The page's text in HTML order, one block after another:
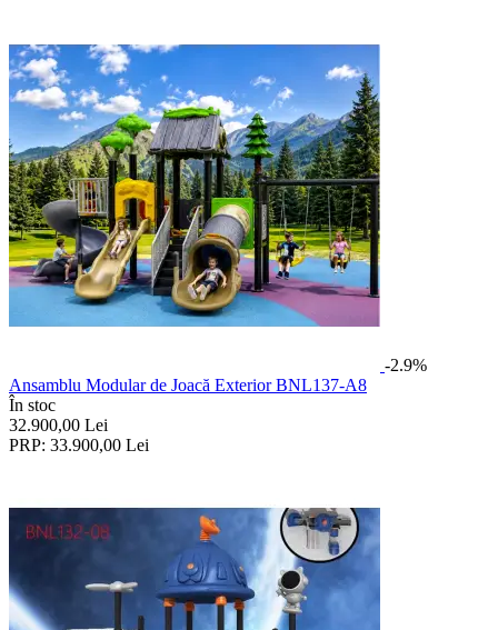
-2.9%
Ansamblu Modular de Joacă Exterior BNL137-A8
În stoc
32.900,00 Lei
PRP: 33.900,00 Lei